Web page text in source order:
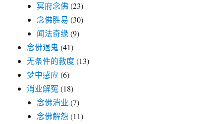
冥府念佛(23)
念佛胜易 (30)
闻法奇缘(9)
念佛退鬼(41)
无条件的救度(13)
梦中感应 (6)
消业解冤(18)
念佛消业 (7)
念佛解怨(11)